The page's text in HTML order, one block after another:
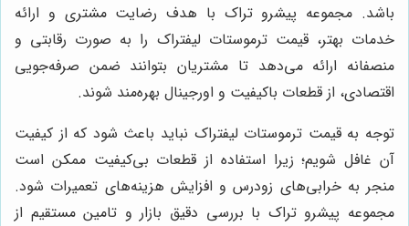
باشد. مجموعه پیشرو تراک با هدف رضایت مشتری و ارائه
خدمات بهتر، قیمت ترموستات لیفتراک را به صورت رقابتی و
منصفانه ارائه می‌دهد تا مشتریان بتوانند ضمن صرفه‌جویی
اقتصادی، از قطعات باکیفیت و اورجینال بهره‌مند شوند.
توجه به قیمت ترموستات لیفتراک نباید باعث شود که از کیفیت
آن غافل شویم؛ زیرا استفاده از قطعات بی‌کیفیت ممکن است
منجر به خرابی‌های زودرس و افزایش هزینه‌های تعمیرات شود.
مجموعه پیشرو تراک با بررسی دقیق بازار و تامین مستقیم از